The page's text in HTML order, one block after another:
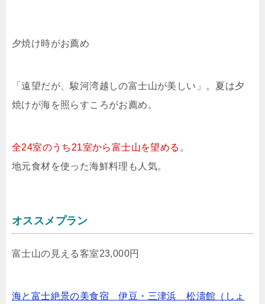
夕焼け時がお薦め
「遠望だが、駿河湾越しの富士山が美しい」。夏は夕
焼けが海を照らすころがお薦め。
全24室のうち21室から富士山を望める 。
地元食材を使った海鮮料理も人気。
オススメプラン
富士山の見える客室23,000円
海と富士絶景の美食宿 伊豆・三津浜 松濤館（しょ